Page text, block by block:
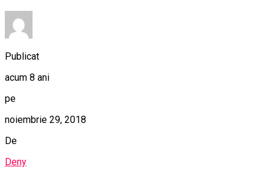
Publicat
acum 8 ani
pe
noiembrie 29, 2018
De
Deny